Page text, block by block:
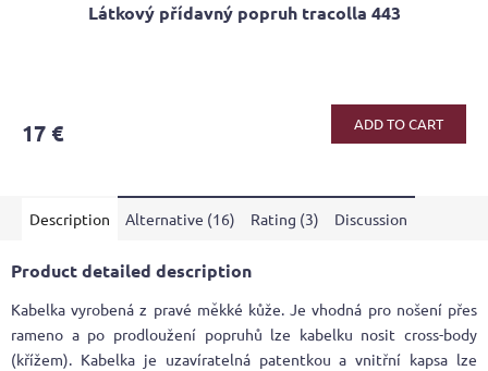
Látkový přídavný popruh tracolla 443
rating
of
stars.
17 € ADD TO CART
Description Alternative (16) Rating (3) Discussion
Product detailed description
Kabelka vyrobená z pravé měkké kůže. Je vhodná pro nošení přes
rameno a po prodloužení popruhů lze kabelku nosit cross-body
(křížem). Kabelka je uzavíratelná patentkou a vnitřní kapsa lze